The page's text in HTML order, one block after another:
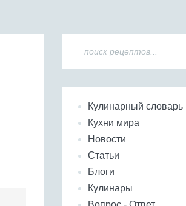
Кулинарный словарь
Кухни мира
Новости
Статьи
Блоги
Кулинары